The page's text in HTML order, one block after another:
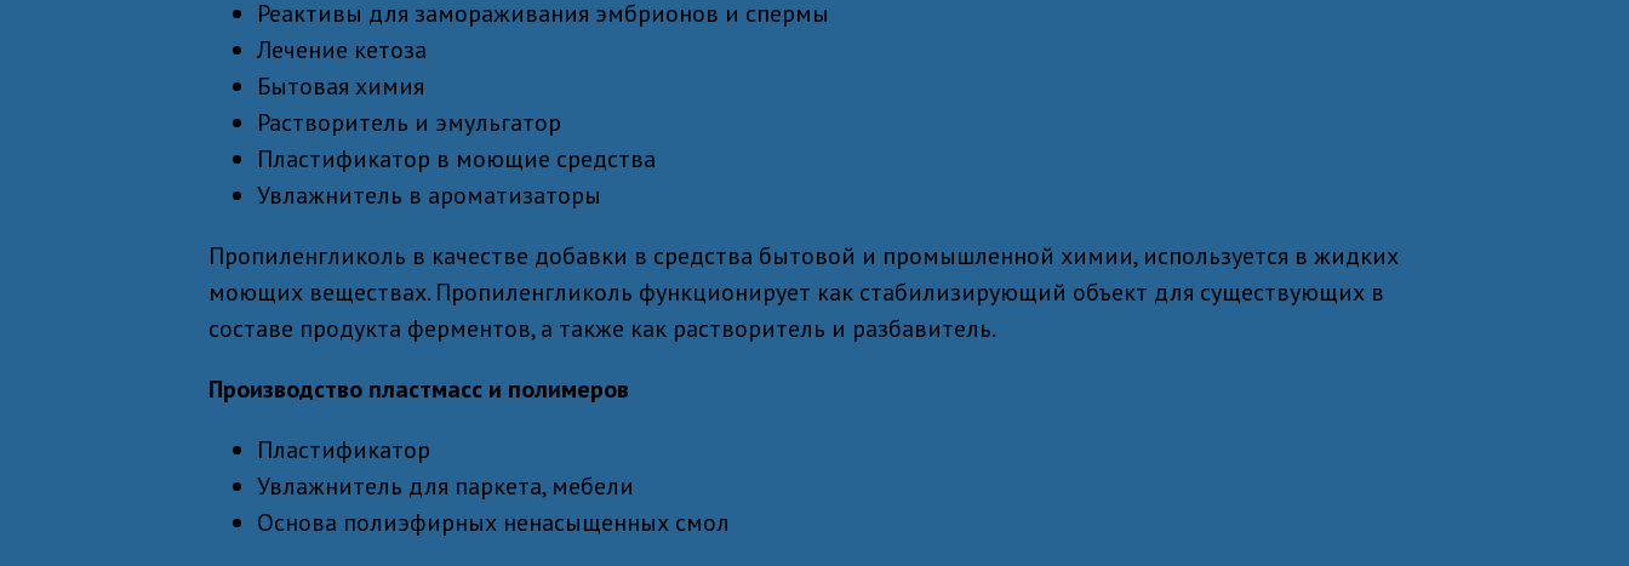
Реактивы для замораживания эмбрионов и спермы
Лечение кетоза
Бытовая химия
Растворитель и эмульгатор
Пластификатор в моющие средства
Увлажнитель в ароматизаторы
Пропиленгликоль в качестве добавки в средства бытовой и промышленной химии, используется в жидких
моющих веществах. Пропиленгликоль функционирует как стабилизирующий объект для существующих в
составе продукта ферментов, а также как растворитель и разбавитель.
Производство пластмасс и полимеров
Пластификатор
Увлажнитель для паркета, мебели
Основа полиэфирных ненасыщенных смол